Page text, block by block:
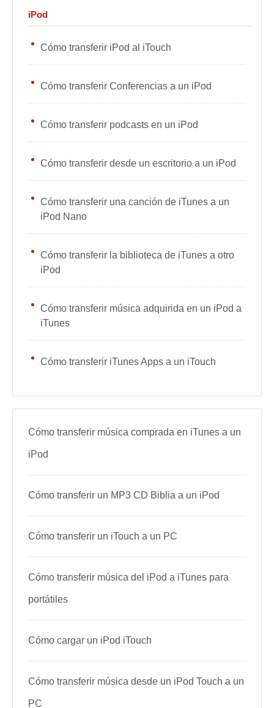
iPod
Cómo transferir iPod al iTouch
Cómo transferir Conferencias a un iPod
Cómo transferir podcasts en un iPod
Cómo transferir desde un escritorio a un iPod
Cómo transferir una canción de iTunes a un
iPod Nano
Cómo transferir la biblioteca de iTunes a otro
iPod
Cómo transferir música adquirida en un iPod a
iTunes
Cómo transferir iTunes Apps a un iTouch
Cómo transferir música comprada en iTunes a un
iPod
Cómo transferir un MP3 CD Biblia a un iPod
Cómo transferir un iTouch a un PC
Cómo transferir música del iPod a iTunes para
portátiles
Cómo cargar un iPod iTouch
Cómo transferir música desde un iPod Touch a un
PC